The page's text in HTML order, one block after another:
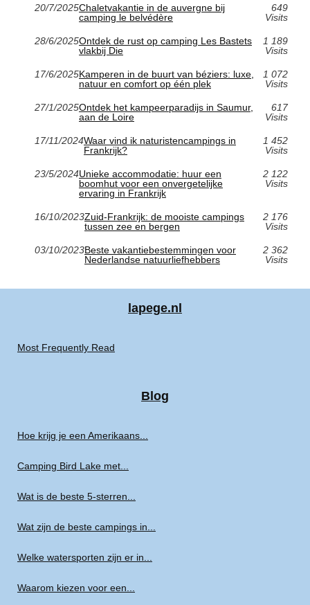
20/7/2025Chaletvakantie in de auvergne bij
camping le belvédère
649
Visits
28/6/2025Ontdek de rust op camping Les Bastets
vlakbij Die
1 189
Visits
17/6/2025Kamperen in de buurt van béziers: luxe,
natuur en comfort op één plek
1 072
Visits
27/1/2025Ontdek het kampeerparadijs in Saumur,
aan de Loire
617
Visits
17/11/2024Waar vind ik naturistencampings in
Frankrijk?
1 452
Visits
23/5/2024Unieke accommodatie: huur een
boomhut voor een onvergetelijke
ervaring in Frankrijk
2 122
Visits
16/10/2023Zuid-Frankrijk: de mooiste campings
tussen zee en bergen
2 176
Visits
03/10/2023Beste vakantiebestemmingen voor
Nederlandse natuurliefhebbers
2 362
Visits
lapege.nl
Most Frequently Read
Blog
Hoe krijg je een Amerikaans...
Camping Bird Lake met...
Wat is de beste 5-sterren...
Wat zijn de beste campings in...
Welke watersporten zijn er in...
Waarom kiezen voor een...